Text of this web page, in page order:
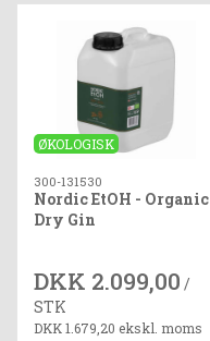
ØKOLOGISK
300-131530
Nordic EtOH - Organic
Dry Gin
DKK 2.099,00 /
STK
DKK 1.679,20 ekskl. moms